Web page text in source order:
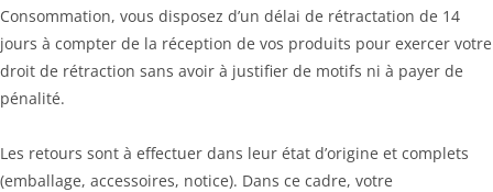
Consommation, vous disposez d’un délai de rétractation de 14
jours à compter de la réception de vos produits pour exercer votre
droit de rétraction sans avoir à justifier de motifs ni à payer de
pénalité.
Les retours sont à effectuer dans leur état d’origine et complets
(emballage, accessoires, notice). Dans ce cadre, votre